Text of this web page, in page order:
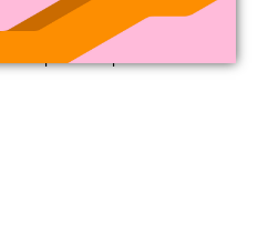
esplorare il presente.